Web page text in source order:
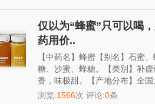
仅以为“蜂蜜”只可以喝
药用价..
【中药名】蜂蜜【别名】石蜜
糖、沙蜜、蜂糖。【类别】补
香，味极甜。【产地分布】全
浏览:1566次 评论:0条